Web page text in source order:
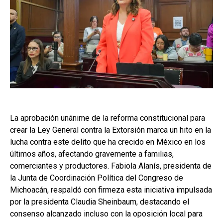
La aprobación unánime de la reforma constitucional para
crear la Ley General contra la Extorsión marca un hito en la
lucha contra este delito que ha crecido en México en los
últimos años, afectando gravemente a familias,
comerciantes y productores. Fabiola Alanís, presidenta de
la Junta de Coordinación Política del Congreso de
Michoacán, respaldó con firmeza esta iniciativa impulsada
por la presidenta Claudia Sheinbaum, destacando el
consenso alcanzado incluso con la oposición local para